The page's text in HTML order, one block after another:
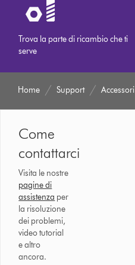
Trova la parte di ricambio che ti
serve
Home Support Accessori
Come
contattarci
Visita le nostre
pagine di
assistenza per
la risoluzione
dei problemi,
video tutorial
e altro
ancora.